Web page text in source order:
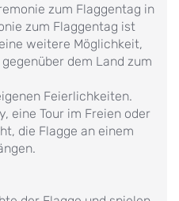
zum Flaggentag in
zum Flaggentag ist
weitere Möglichkeit,
dem Land zum
Feierlichkeiten.
eine Tour im Freien oder
die Flagge an einem